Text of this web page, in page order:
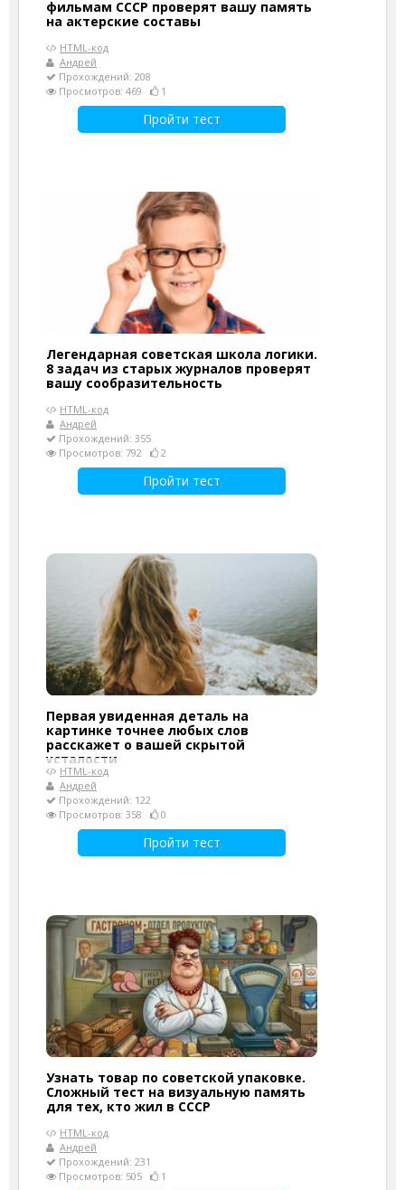
фильмам СССР проверят вашу память
на актерские составы
HTML-код
Андрей
Прохождений: 208
Просмотров: 469
1
Пройти тест
Легендарная советская школа логики.
8 задач из старых журналов проверят
вашу сообразительность
HTML-код
Андрей
Прохождений: 355
Просмотров: 792
2
Пройти тест
Первая увиденная деталь на
картинке точнее любых слов
расскажет о вашей скрытой
усталости
HTML-код
Андрей
Прохождений: 122
Просмотров: 358
0
Пройти тест
Узнать товар по советской упаковке.
Сложный тест на визуальную память
для тех, кто жил в СССР
HTML-код
Андрей
Прохождений: 231
Просмотров: 505
1